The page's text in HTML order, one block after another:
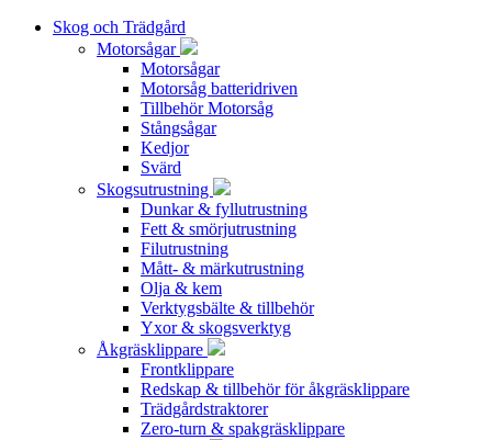
Skog och Trädgård
Motorsågar
Motorsågar
Motorsåg batteridriven
Tillbehör Motorsåg
Stångsågar
Kedjor
Svärd
Skogsutrustning
Dunkar & fyllutrustning
Fett & smörjutrustning
Filutrustning
Mått- & märkutrustning
Olja & kem
Verktygsbälte & tillbehör
Yxor & skogsverktyg
Åkgräsklippare
Frontklippare
Redskap & tillbehör för åkgräsklippare
Trädgårdstraktorer
Zero-turn & spakgräsklippare